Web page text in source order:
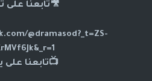
🎥تابعنا على
@dramasod?_t=ZS-
📺تابعنا على